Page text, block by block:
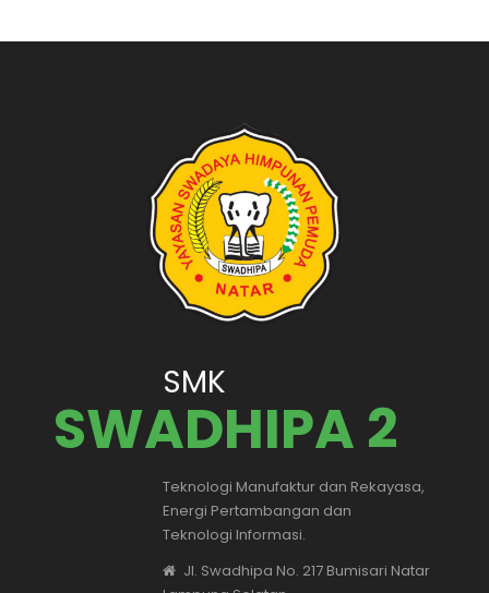
SMK
SWADHIPA 2
Teknologi Manufaktur dan Rekayasa,
Energi Pertambangan dan
Teknologi Informasi.
Jl. Swadhipa No. 217 Bumisari Natar